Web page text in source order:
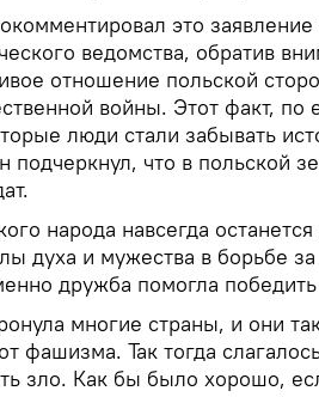
это заявление
ведомства, обратив
отношение польской
войны. Этот факт, по
люди стали забывать
подчеркнул, что в польской
народа навсегда
духа и мужества в борьбе
дружба помогла
многие страны, и они
фашизма. Так тогда
зло. Как бы было хорошо,